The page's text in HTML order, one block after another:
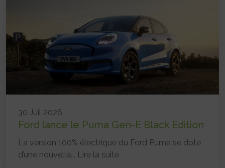
30 Juil 2026
Ford lance le Puma Gen-E Black Edition
La version 100% électrique du Ford Puma se dote
d’une nouvelle... Lire la suite